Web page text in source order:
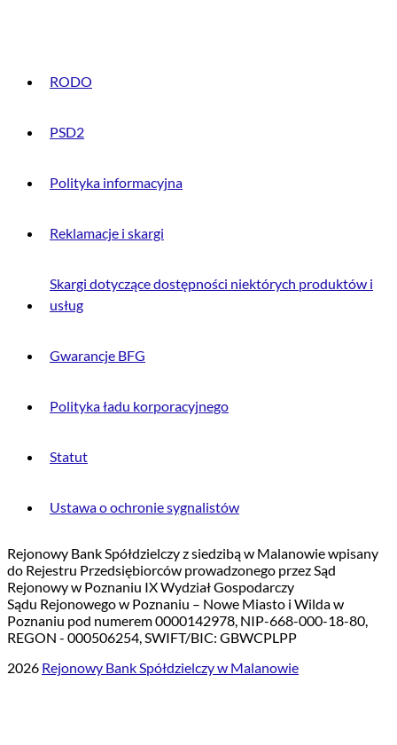
RODO
PSD2
Polityka informacyjna
Reklamacje i skargi
Skargi dotyczące dostępności niektórych produktów i
usług
Gwarancje BFG
Polityka ładu korporacyjnego
Statut
Ustawa o ochronie sygnalistów
Rejonowy Bank Spółdzielczy z siedzibą w Malanowie wpisany
do Rejestru Przedsiębiorców prowadzonego przez Sąd
Rejonowy w Poznaniu IX Wydział Gospodarczy
Sądu Rejonowego w Poznaniu – Nowe Miasto i Wilda w
Poznaniu pod numerem 0000142978, NIP-668-000-18-80,
REGON - 000506254, SWIFT/BIC: GBWCPLPP
2026 Rejonowy Bank Spółdzielczy w Malanowie